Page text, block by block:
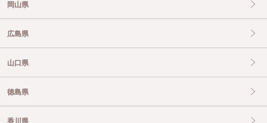
岡山県
広島県
山口県
徳島県